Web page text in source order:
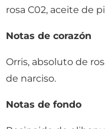
rosa C02, aceite de
Notas de corazón
Orris, absoluto de
de narciso.
Notas de fondo